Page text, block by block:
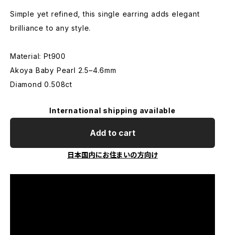
Simple yet refined, this single earring adds elegant
brilliance to any style.
Material: Pt900
Akoya Baby Pearl 2.5–4.6mm
Diamond 0.508ct
International shipping available
Add to cart
日本国内にお住まいの方向け